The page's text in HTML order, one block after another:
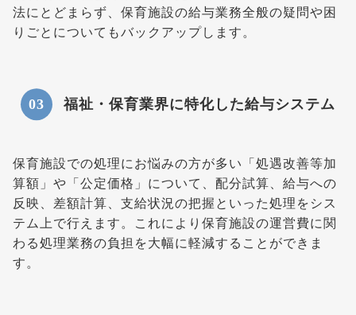
法にとどまらず、保育施設の給与業務全般の疑問や困
りごとについてもバックアップします。
福祉・保育業界に特化した給与システム
保育施設での処理にお悩みの方が多い「処遇改善等加
算額」や「公定価格」について、配分試算、給与への
反映、差額計算、支給状況の把握といった処理をシス
テム上で行えます。これにより保育施設の運営費に関
わる処理業務の負担を大幅に軽減することができま
す。